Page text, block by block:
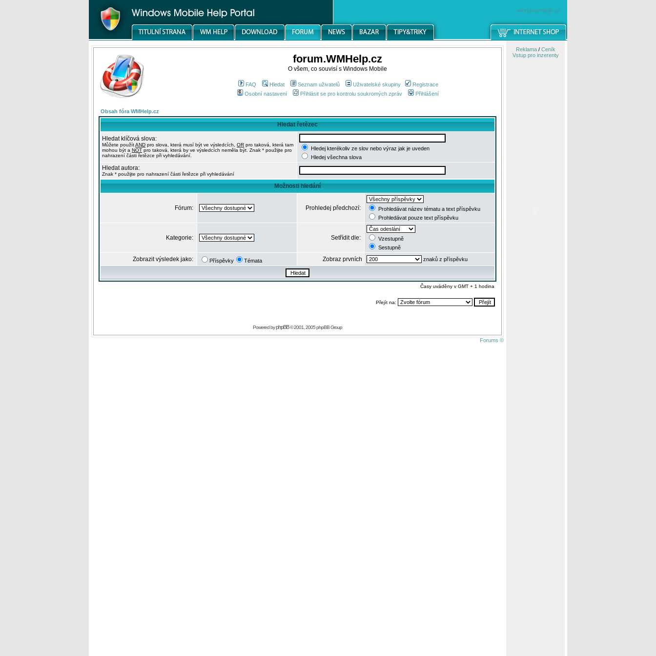
windowsmobile.cz
forum.WMHelp.cz
O všem, co souvisí s Windows Mobile
FAQ Hledat Seznam uživatelů Uživatelské skupiny
Registrace
Osobní nastavení
Přihlásit se pro kontrolu soukromých zpráv Přihlášení
Obsah fóra WMHelp.cz
Hledat řetězec
Hledat klíčová slova:
Můžete použítAND pro slova, která musí být ve výsledcích, OR pro taková, která tam
mohou být a NOT pro taková, která by ve výsledcích neměla být. Znak * použijte pro
nahrazení části řetězce při vyhledávání.
Hledej kterékoliv ze slov nebo výraz jak je uveden
Hledej všechna slova
Hledat autora:
Znak * použijte pro nahrazení části řetězce při vyhledávání
Možnosti hledání
Fórum: Prohledej předchozí:
Prohledávat název tématu a text příspěvku
Prohledávat pouze text příspěvku
Kategorie: Setřídit dle:
Vzestupně
Sestupně
Zobrazit výsledek jako: Příspěvky Témata Zobraz prvních znaků z příspěvku
Časy uváděny v GMT + 1 hodina
Přejít na:
Powered byphpBB© 2001, 2005 phpBB Group
Forums ©
Reklama/ Ceník
Vstup pro inzerenty